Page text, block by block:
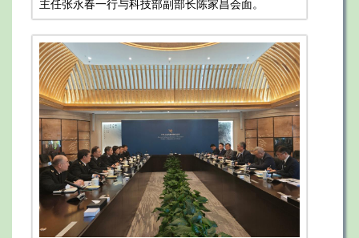
主任张永春一行与科技部副部长陈家昌会面。